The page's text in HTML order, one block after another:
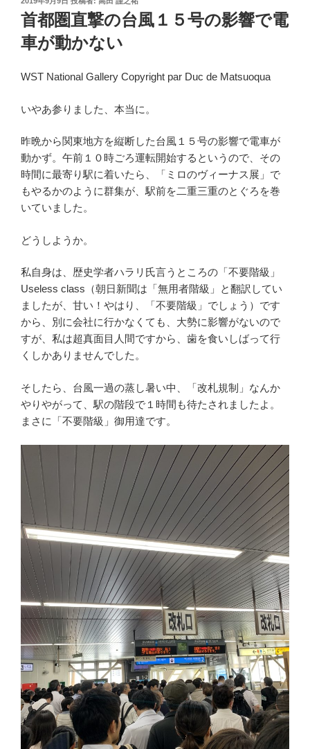
稿
日:
首都圏直撃の台風１５号の影響で電
車が動かない
WST National Gallery Copyright par Duc de Matsuoqua
いやあ参りました、本当に。
昨晩から関東地方を縦断した台風１５号の影響で電車が
動かず。午前１０時ごろ運転開始するというので、その
時間に最寄り駅に着いたら、「ミロのヴィーナス展」で
もやるかのように群集が、駅前を二重三重のとぐろを巻
いていました。
どうしようか。
私自身は、歴史学者ハラリ氏言うところの「不要階級」
Useless class（朝日新聞は「無用者階級」と翻訳してい
ましたが、甘い！やはり、「不要階級」でしょう）です
から、別に会社に行かなくても、大勢に影響がないので
すが、私は超真面目人間ですから、歯を食いしばって行
くしかありませんでした。
そしたら、台風一過の蒸し暑い中、「改札規制」なんか
やりやがって、駅の階段で１時間も待たされましたよ。
まさに「不要階級」御用達です。